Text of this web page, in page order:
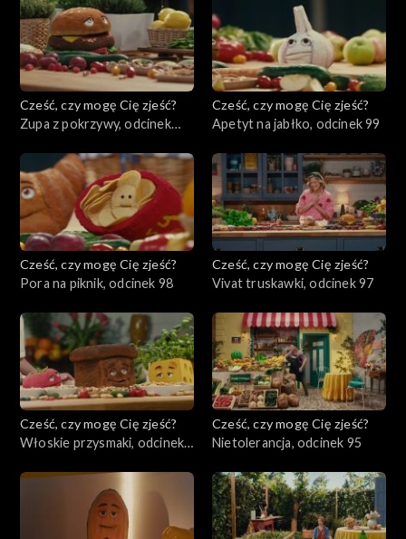
Cześć, czy mogę Cię zjeść?
Zupa z pokrzywy, odcinek
Cześć, czy mogę Cię zjeść?
Apetyt na jabłko, odcinek 99
Cześć, czy mogę Cię zjeść?
Pora na piknik, odcinek 98
Cześć, czy mogę Cię zjeść?
Vivat truskawki, odcinek 97
Cześć, czy mogę Cię zjeść?
Włoskie przysmaki, odcinek
Cześć, czy mogę Cię zjeść?
Nietolerancja, odcinek 95